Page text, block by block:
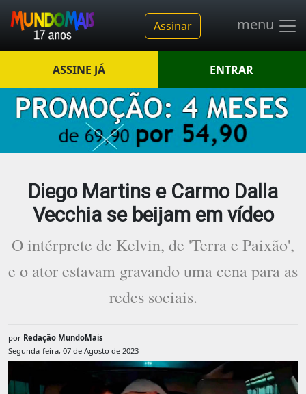
Assinar menu
ASSINE JÁ ENTRAR
Diego Martins e Carmo Dalla
Vecchia se beijam em vídeo
O intérprete de Kelvin, de 'Terra e Paixão',
e o ator estavam gravando uma cena para as
redes sociais.
por Redação MundoMais
Segunda-feira, 07 de Agosto de 2023